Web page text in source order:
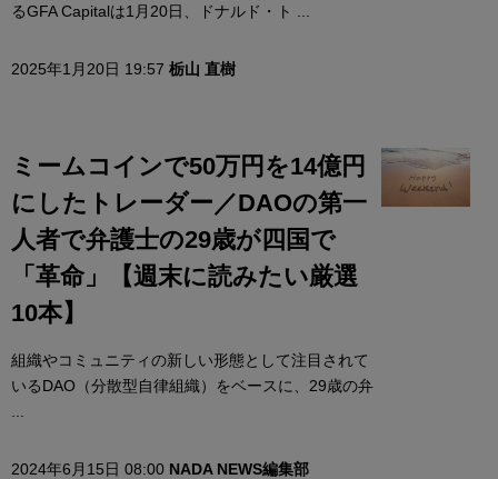
るGFA Capitalは1月20日、ドナルド・ト ...
2025年1月20日 19:57 栃山 直樹
ミームコインで50万円を14億円
にしたトレーダー／DAOの第一
人者で弁護士の29歳が四国で
「革命」【週末に読みたい厳選
10本】
組織やコミュニティの新しい形態として注目されて
いるDAO（分散型自律組織）をベースに、29歳の弁
2024年6月15日 08:00 NADA NEWS編集部